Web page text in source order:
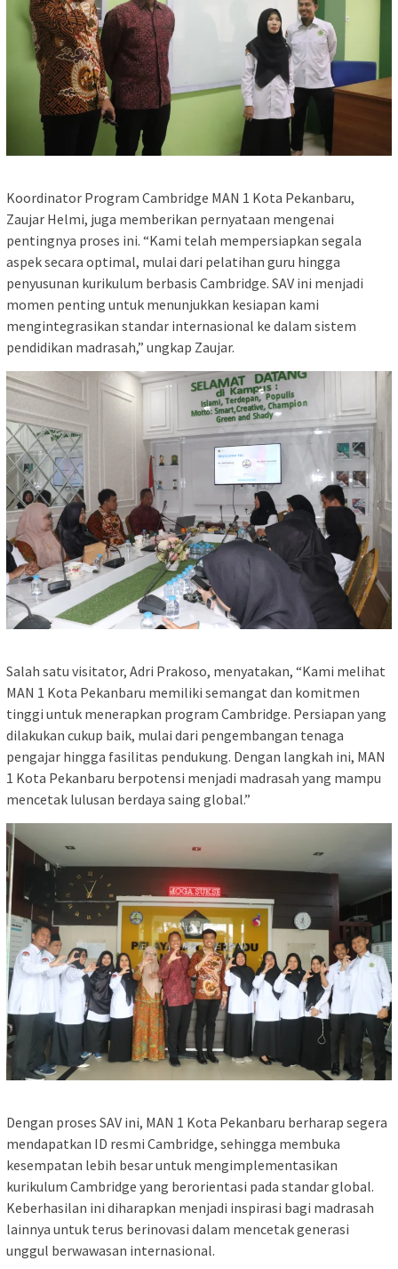
Koordinator Program Cambridge MAN 1 Kota Pekanbaru,
Zaujar Helmi, juga memberikan pernyataan mengenai
pentingnya proses ini. “Kami telah mempersiapkan segala
aspek secara optimal, mulai dari pelatihan guru hingga
penyusunan kurikulum berbasis Cambridge. SAV ini menjadi
momen penting untuk menunjukkan kesiapan kami
mengintegrasikan standar internasional ke dalam sistem
pendidikan madrasah,” ungkap Zaujar.
Salah satu visitator, Adri Prakoso, menyatakan, “Kami melihat
MAN 1 Kota Pekanbaru memiliki semangat dan komitmen
tinggi untuk menerapkan program Cambridge. Persiapan yang
dilakukan cukup baik, mulai dari pengembangan tenaga
pengajar hingga fasilitas pendukung. Dengan langkah ini, MAN
1 Kota Pekanbaru berpotensi menjadi madrasah yang mampu
mencetak lulusan berdaya saing global.”
Dengan proses SAV ini, MAN 1 Kota Pekanbaru berharap segera
mendapatkan ID resmi Cambridge, sehingga membuka
kesempatan lebih besar untuk mengimplementasikan
kurikulum Cambridge yang berorientasi pada standar global.
Keberhasilan ini diharapkan menjadi inspirasi bagi madrasah
lainnya untuk terus berinovasi dalam mencetak generasi
unggul berwawasan internasional.